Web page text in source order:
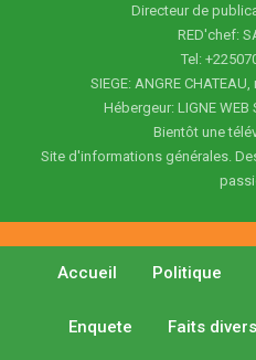
Directeur de
RED'chef:
Tel:
SIEGE: ANGRE
Hébergeur: LIGNE WEB
Bientôt une
Site d'informations générales.
Accueil Politique
Enquete Faits divers